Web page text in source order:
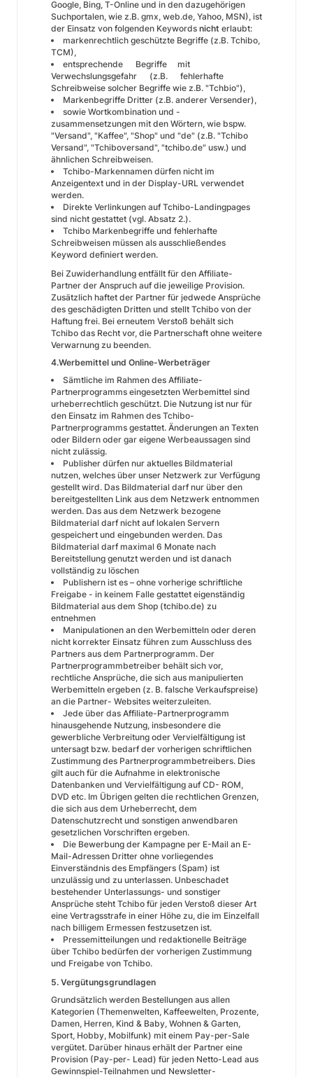
Google, Bing, T-Online und in den dazugehörigen
Suchportalen, wie z.B. gmx, web.de, Yahoo, MSN), ist
der Einsatz von folgenden Keywords nicht erlaubt:
markenrechtlich geschützte Begriffe (z.B. Tchibo,
TCM),
entsprechende Begriffe mit
Verwechslungsgefahr (z.B. fehlerhafte
Schreibweise solcher Begriffe wie z.B. "Tchbio"),
Markenbegriffe Dritter (z.B. anderer Versender),
sowie Wortkombination und -
zusammensetzungen mit den Wörtern, wie bspw.
"Versand", "Kaffee", "Shop" und "de" (z.B. "Tchibo
Versand", "Tchiboversand", "tchibo.de" usw.) und
ähnlichen Schreibweisen.
Tchibo-Markennamen dürfen nicht im
Anzeigentext und in der Display-URL verwendet
werden.
Direkte Verlinkungen auf Tchibo-Landingpages
sind nicht gestattet (vgl. Absatz 2.).
Tchibo Markenbegriffe und fehlerhafte
Schreibweisen müssen als ausschließendes
Keyword definiert werden.
Bei Zuwiderhandlung entfällt für den Affiliate-
Partner der Anspruch auf die jeweilige Provision.
Zusätzlich haftet der Partner für jedwede Ansprüche
des geschädigten Dritten und stellt Tchibo von der
Haftung frei. Bei erneutem Verstoß behält sich
Tchibo das Recht vor, die Partnerschaft ohne weitere
Verwarnung zu beenden.
4.Werbemittel und Online-Werbeträger
Sämtliche im Rahmen des Affiliate-
Partnerprogramms eingesetzten Werbemittel sind
urheberrechtlich geschützt. Die Nutzung ist nur für
den Einsatz im Rahmen des Tchibo-
Partnerprogramms gestattet. Änderungen an Texten
oder Bildern oder gar eigene Werbeaussagen sind
nicht zulässig.
Publisher dürfen nur aktuelles Bildmaterial
nutzen, welches über unser Netzwerk zur Verfügung
gestellt wird. Das Bildmaterial darf nur über den
bereitgestellten Link aus dem Netzwerk entnommen
werden. Das aus dem Netzwerk bezogene
Bildmaterial darf nicht auf lokalen Servern
gespeichert und eingebunden werden. Das
Bildmaterial darf maximal 6 Monate nach
Bereitstellung genutzt werden und ist danach
vollständig zu löschen
Publishern ist es – ohne vorherige schriftliche
Freigabe - in keinem Falle gestattet eigenständig
Bildmaterial aus dem Shop (tchibo.de) zu
entnehmen
Manipulationen an den Werbemitteln oder deren
nicht korrekter Einsatz führen zum Ausschluss des
Partners aus dem Partnerprogramm. Der
Partnerprogrammbetreiber behält sich vor,
rechtliche Ansprüche, die sich aus manipulierten
Werbemitteln ergeben (z. B. falsche Verkaufspreise)
an die Partner- Websites weiterzuleiten.
Jede über das Affiliate-Partnerprogramm
hinausgehende Nutzung, insbesondere die
gewerbliche Verbreitung oder Vervielfältigung ist
untersagt bzw. bedarf der vorherigen schriftlichen
Zustimmung des Partnerprogrammbetreibers. Dies
gilt auch für die Aufnahme in elektronische
Datenbanken und Vervielfältigung auf CD- ROM,
DVD etc. Im Übrigen gelten die rechtlichen Grenzen,
die sich aus dem Urheberrecht, dem
Datenschutzrecht und sonstigen anwendbaren
gesetzlichen Vorschriften ergeben.
Die Bewerbung der Kampagne per E-Mail an E-
Mail-Adressen Dritter ohne vorliegendes
Einverständnis des Empfängers (Spam) ist
unzulässig und zu unterlassen. Unbeschadet
bestehender Unterlassungs- und sonstiger
Ansprüche steht Tchibo für jeden Verstoß dieser Art
eine Vertragsstrafe in einer Höhe zu, die im Einzelfall
nach billigem Ermessen festzusetzen ist.
Pressemitteilungen und redaktionelle Beiträge
über Tchibo bedürfen der vorherigen Zustimmung
und Freigabe von Tchibo.
5. Vergütungsgrundlagen
Grundsätzlich werden Bestellungen aus allen
Kategorien (Themenwelten, Kaffeewelten, Prozente,
Damen, Herren, Kind & Baby, Wohnen & Garten,
Sport, Hobby, Mobilfunk) mit einem Pay-per-Sale
vergütet. Darüber hinaus erhält der Partner eine
Provision (Pay-per- Lead) für jeden Netto-Lead aus
Gewinnspiel-Teilnahmen und Newsletter-